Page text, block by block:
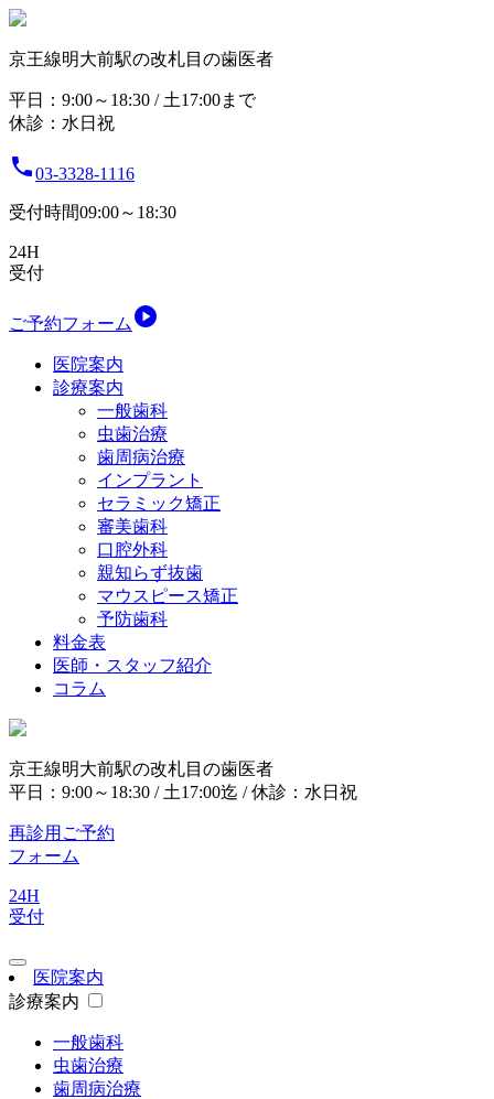
京王線明大前駅の改札目の歯医者
平日：9:00～18:30 / 土17:00まで
休診：水日祝
03-3328-1116
受付時間09:00～18:30
24H
受付
ご予約フォーム 
医院案内
診療案内
一般歯科
虫歯治療
歯周病治療
インプラント
セラミック矯正
審美歯科
口腔外科
親知らず抜歯
マウスピース矯正
予防歯科
料金表
医師・スタッフ紹介
コラム
京王線明大前駅の改札目の歯医者
平日：9:00～18:30 / 土17:00迄 / 休診：水日祝
再診用ご予約
フォーム
24H
受付
医院案内
診療案内
一般歯科
虫歯治療
歯周病治療